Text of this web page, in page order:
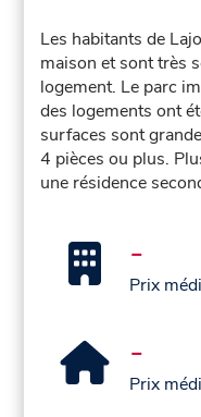
Les habitants de
maison et sont très
logement. Le parc
des logements ont
surfaces sont
4 pièces ou plus.
une résidence
-
Prix
-
Prix